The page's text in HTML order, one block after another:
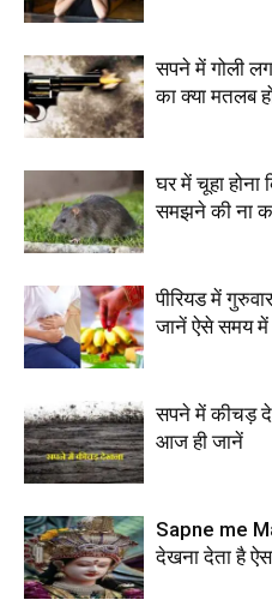
सपने में गोली
का क्या मतलब
घर में चूहा होना
समझने की ना
पीरियड में
जानें ऐसे समय में
सपने में कीचड़
आज ही जानें
Sapne me
देखना देता है